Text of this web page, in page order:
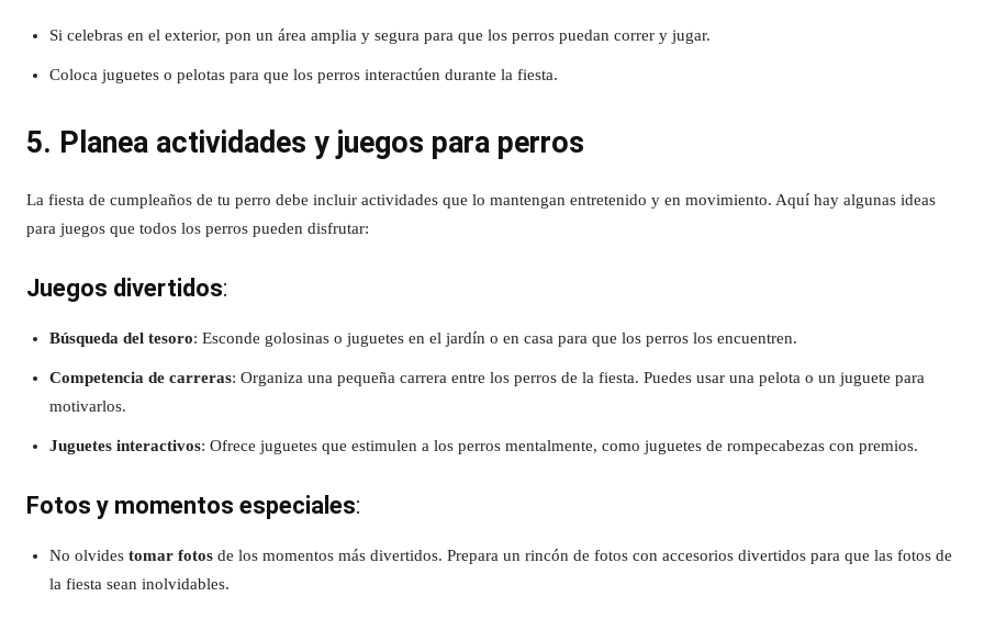
Si celebras en el exterior, pon un área amplia y segura para que los perros puedan correr y jugar.
Coloca juguetes o pelotas para que los perros interactúen durante la fiesta.
5. Planea actividades y juegos para perros
La fiesta de cumpleaños de tu perro debe incluir actividades que lo mantengan entretenido y en movimiento. Aquí hay algunas ideas
para juegos que todos los perros pueden disfrutar:
Juegos divertidos:
Búsqueda del tesoro: Esconde golosinas o juguetes en el jardín o en casa para que los perros los encuentren.
Competencia de carreras: Organiza una pequeña carrera entre los perros de la fiesta. Puedes usar una pelota o un juguete para
motivarlos.
Juguetes interactivos: Ofrece juguetes que estimulen a los perros mentalmente, como juguetes de rompecabezas con premios.
Fotos y momentos especiales:
No olvides tomar fotos de los momentos más divertidos. Prepara un rincón de fotos con accesorios divertidos para que las fotos de
la fiesta sean inolvidables.